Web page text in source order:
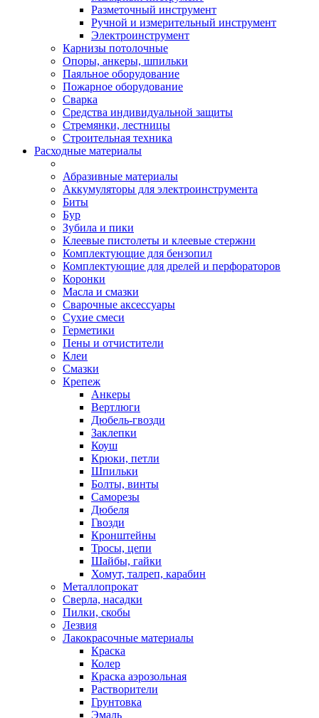
Разметочный инструмент
Ручной и измерительный инструмент
Электроинструмент
Карнизы потолочные
Опоры, анкеры, шпильки
Паяльное оборудование
Пожарное оборудование
Сварка
Средства индивидуальной защиты
Стремянки, лестницы
Строительная техника
Расходные материалы
Абразивные материалы
Аккумуляторы для электроинструмента
Биты
Бур
Зубила и пики
Клеевые пистолеты и клеевые стержни
Комплектующие для бензопил
Комплектующие для дрелей и перфораторов
Коронки
Масла и смазки
Сварочные аксессуары
Сухие смеси
Герметики
Пены и отчистители
Клеи
Смазки
Крепеж
Анкеры
Вертлюги
Дюбель-гвозди
Заклепки
Коуш
Крюки, петли
Шпильки
Болты, винты
Саморезы
Дюбеля
Гвозди
Кронштейны
Тросы, цепи
Шайбы, гайки
Хомут, талреп, карабин
Металлопрокат
Сверла, насадки
Пилки, скобы
Лезвия
Лакокрасочные материалы
Краска
Колер
Краска аэрозольная
Растворители
Грунтовка
Эмаль